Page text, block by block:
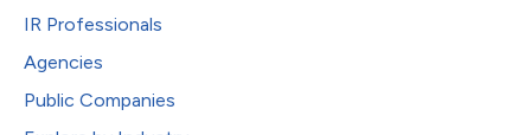
IR Professionals
Agencies
Public Companies